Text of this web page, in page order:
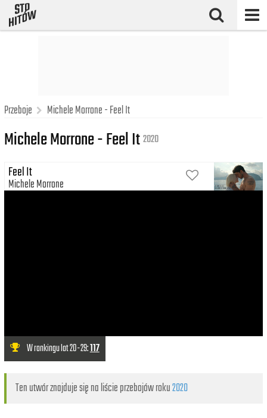
Przeboje Michele Morrone - Feel It
Michele Morrone - Feel It2020
Feel It
Michele Morrone
W rankingu lat 20-29:117
Ten utwór znajduje się na liście przebojów roku2020